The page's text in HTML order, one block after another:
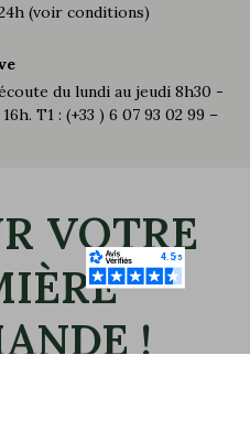
(voir conditions)
du lundi au jeudi 8h30 -
T1 : (+33 ) 6 07 93 02 99 –
VOTRE
!